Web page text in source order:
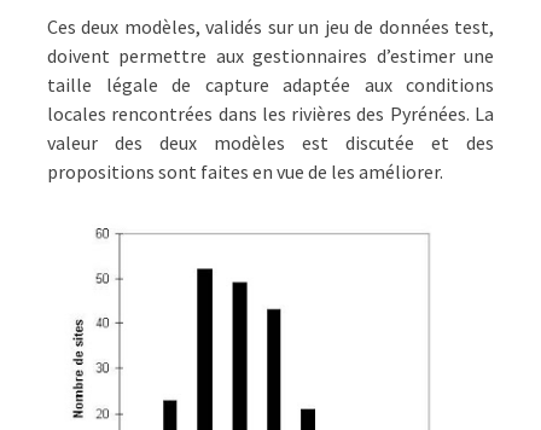
Ces deux modèles, validés sur un jeu de données test,
doivent permettre aux gestionnaires d’estimer une
taille légale de capture adaptée aux conditions
locales rencontrées dans les rivières des Pyrénées. La
valeur des deux modèles est discutée et des
propositions sont faites en vue de les améliorer.